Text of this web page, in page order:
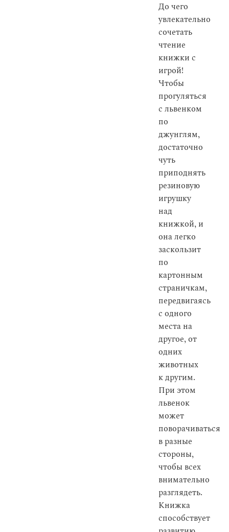
До чего
увлекательно
сочетать
чтение
книжки с
игрой!
Чтобы
прогуляться
с львенком
по
джунглям,
достаточно
чуть
приподнять
резиновую
игрушку
над
книжкой, и
она легко
заскользит
по
картонным
страничкам,
передвигаясь
с одного
места на
другое, от
одних
животных
к другим.
При этом
львенок
может
поворачиваться
в разные
стороны,
чтобы всех
внимательно
разглядеть.
Книжка
способствует